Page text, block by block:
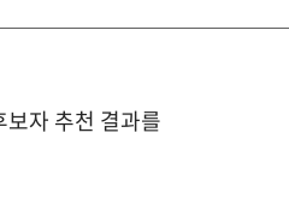
자 추천 결과를